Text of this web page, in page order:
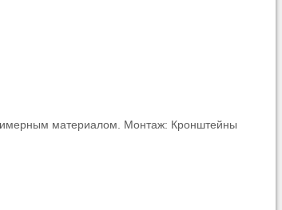
материалом. Монтаж: Кронштейны